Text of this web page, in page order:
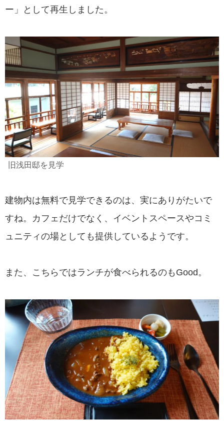
ー」として再生しました。
旧浅田邸を見学
建物内は無料で見学できるのは、実にありがたいで
すね。カフェだけでなく、イベントスペースやコミ
ュニティの場としても提供しているようです。
また、こちらではランチが食べられるのもGood。